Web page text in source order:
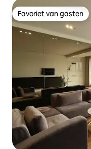
Favoriet van gasten
Favoriet van gasten